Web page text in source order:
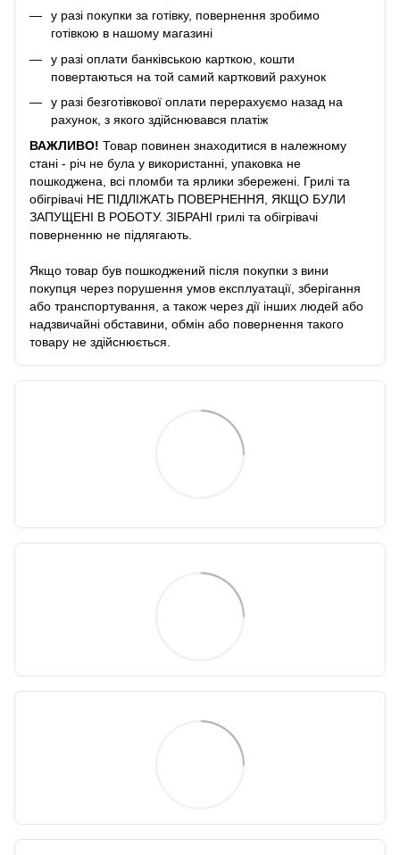
у разі покупки за готівку, повернення зробимо
готівкою в нашому магазині
у разі оплати банківською карткою, кошти
повертаються на той самий картковий рахунок
у разі безготівкової оплати перерахуємо назад на
рахунок, з якого здійснювався платіж
ВАЖЛИВО! Товар повинен знаходитися в належному
стані - річ не була у використанні, упаковка не
пошкоджена, всі пломби та ярлики збережені. Грилі та
обігрівачі НЕ ПІДЛІЖАТЬ ПОВЕРНЕННЯ, ЯКЩО БУЛИ
ЗАПУЩЕНІ В РОБОТУ. ЗІБРАНІ грилі та обігрівачі
поверненню не підлягають.
Якщо товар був пошкоджений після покупки з вини
покупця через порушення умов експлуатації, зберігання
або транспортування, а також через дії інших людей або
надзвичайні обставини, обмін або повернення такого
товару не здійснюється.